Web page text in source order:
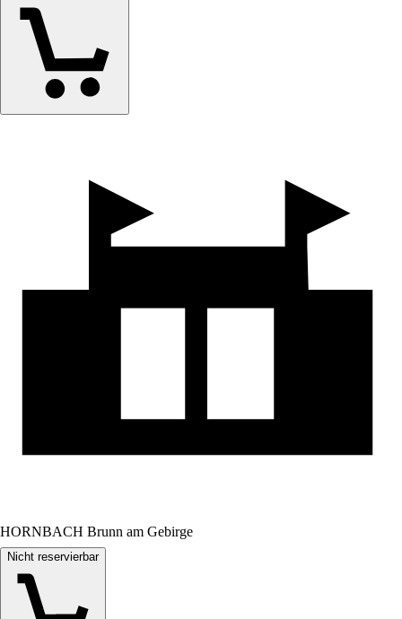
HORNBACH Brunn am Gebirge
Nicht reservierbar